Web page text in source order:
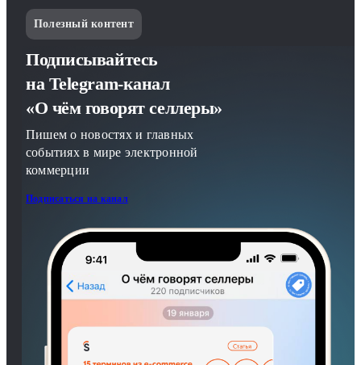
Полезный контент
Подписывайтесь
на Telegram-канал
«О чём говорят селлеры»
Пишем о новостях и главных
событиях в мире электронной
коммерции
Подписаться на канал